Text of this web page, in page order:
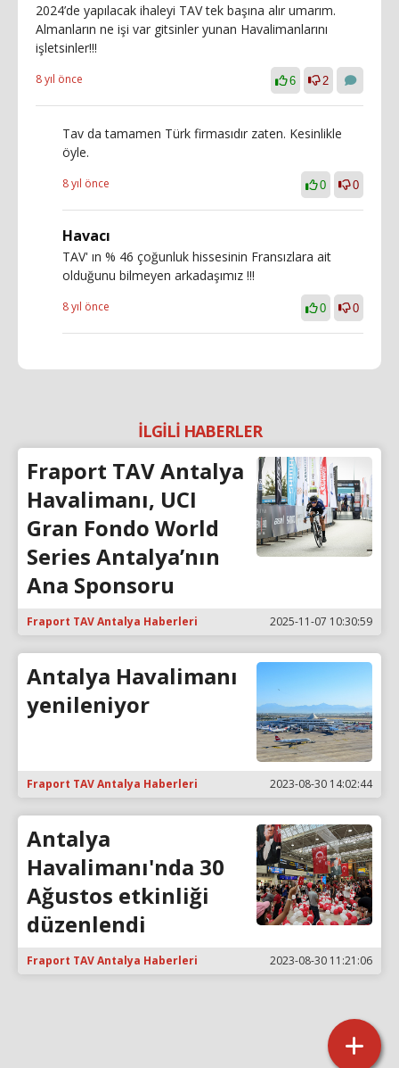
2024’de yapılacak ihaleyi TAV tek başına alır umarım.
Almanların ne işi var gitsinler yunan Havalimanlarını
işletsinler!!!
8 yıl önce 6 2
Tav da tamamen Türk firmasıdır zaten. Kesinlikle
öyle.
8 yıl önce 0 0
Havacı
TAV' ın % 46 çoğunluk hissesinin Fransızlara ait
olduğunu bilmeyen arkadaşımız !!!
8 yıl önce 0 0
İLGİLİ HABERLER
Fraport TAV Antalya
Havalimanı, UCI
Gran Fondo World
Series Antalya’nın
Ana Sponsoru
Fraport TAV Antalya Haberleri 2025-11-07 10:30:59
Antalya Havalimanı
yenileniyor
Fraport TAV Antalya Haberleri 2023-08-30 14:02:44
Antalya
Havalimanı'nda 30
Ağustos etkinliği
düzenlendi
Fraport TAV Antalya Haberleri 2023-08-30 11:21:06